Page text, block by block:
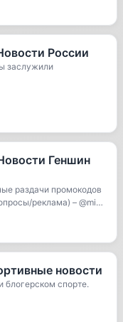
России
заслужили
Геншин
раздачи промокодов
реклама) – @miss
новости
блогерском спорте.